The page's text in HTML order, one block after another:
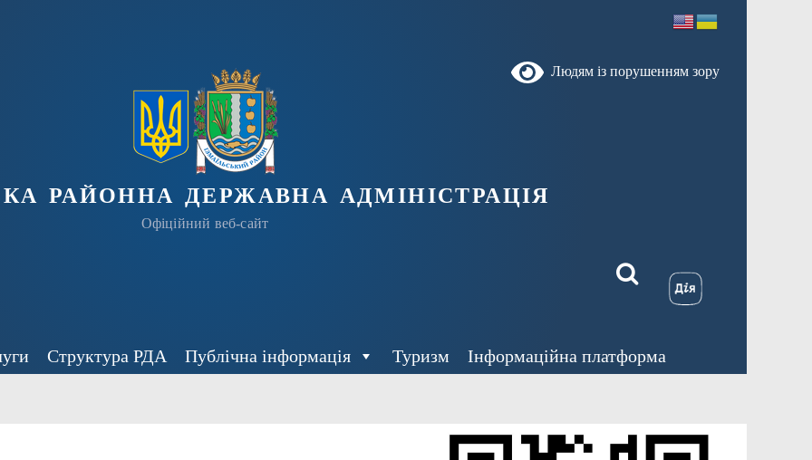
Людям із порушенням зору
районна державна адміністрація
Офіційний веб-сайт
Структура РДА Публічна інформація Туризм Інформаційна платформа